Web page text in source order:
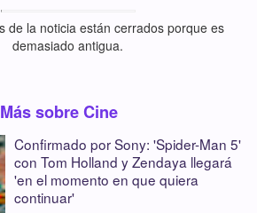
de la noticia están cerrados porque es
demasiado antigua.
Más sobre Cine
Confirmado por Sony: 'Spider-Man 5'
con Tom Holland y Zendaya llegará
'en el momento en que quiera
continuar'